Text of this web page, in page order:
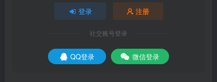
登录 注册
社交账号登录
QQ登录 微信登录